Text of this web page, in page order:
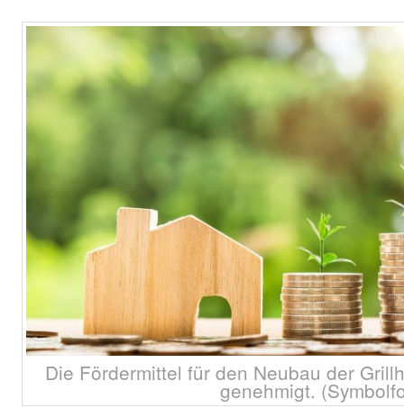
Die Fördermittel für den Neubau der
genehmigt.